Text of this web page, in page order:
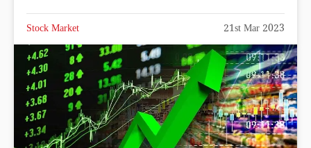
Stock Market 21st Mar 2023